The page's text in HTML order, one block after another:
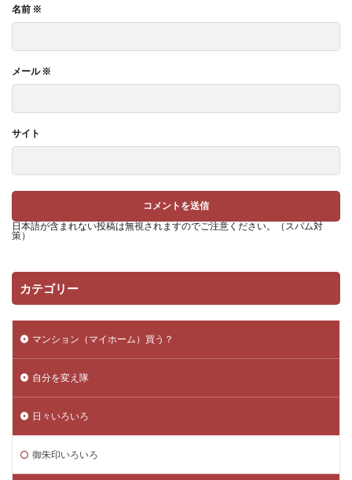
名前 ※
メール※
サイト
日本語が含まれない投稿は無視されますのでご注意ください。（スパム対
策）
カテゴリー
マンション（マイホーム）買う？
自分を変え隊
日々いろいろ
御朱印いろいろ